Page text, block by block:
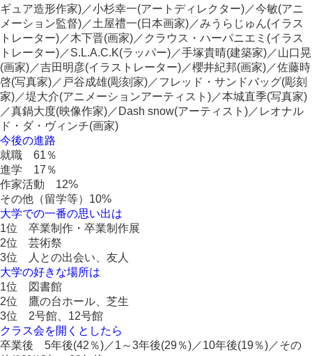
ギュア造形作家)／小杉幸一(アートディレクター)／今敏(アニ
メーション監督)／土屋禮一(日本画家)／みうらじゅん(イラス
トレーター)／木下晋(画家)／クラウス・ハーパニエミ(イラス
トレーター)／S.L.A.C.K(ラッパー)／手塚貴晴(建築家)／山口晃
(画家)／吉田明彦(イラストレーター)／櫻井紀邦(画家)／佐藤時
啓(写真家)／戸谷成雄(彫刻家)／フレッド・サンドバッグ(彫刻
家)／堤大介(アニメーションアーティスト)／本城直季(写真家)
／真鍋大度(映像作家)／Dash snow(アーティスト)／レオナル
ド・ダ・ヴィンチ(画家)
今後の進路
就職 61％
進学 17％
作家活動 12%
その他（留学等）10%
大学での一番の思い出は
1位 卒業制作・卒業制作展
2位 芸術祭
3位 人との出会い、友人
大学の好きな場所は
1位 図書館
2位 鷹の台ホール、芝生
3位 2号館、12号館
クラス会を開くとしたら
卒業後 5年後(42％)／1～3年後(29％)／10年後(19％)／その